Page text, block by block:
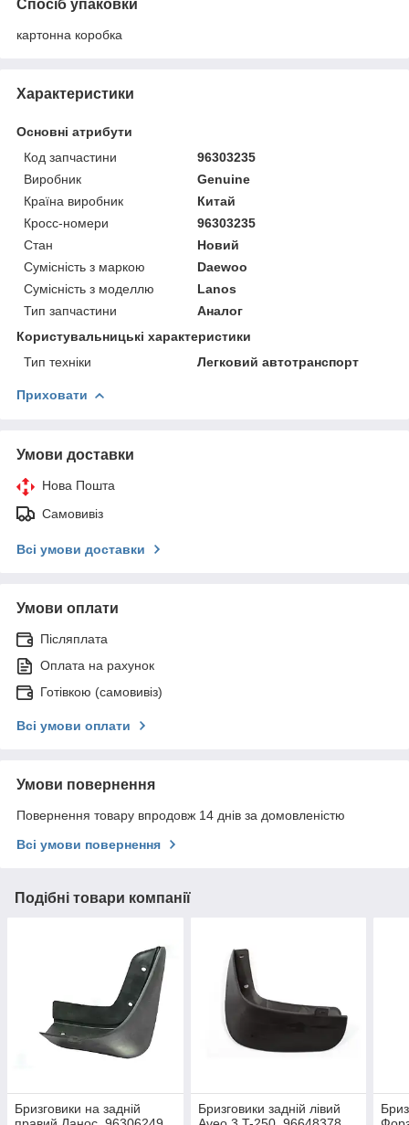
Спосіб упаковки
картонна коробка
Характеристики
Основні атрибути
Код запчастини
96303235
Виробник
Genuine
Країна виробник
Китай
Кросс-номери
96303235
Стан
Новий
Сумісність з маркою
Daewoo
Сумісність з моделлю
Lanos
Тип запчастини
Аналог
Користувальницькі характеристики
Тип техніки
Легковий автотранспорт
Приховати
Умови доставки
Нова Пошта
Самовивіз
Всі умови доставки
Умови оплати
Післяплата
Оплата на рахунок
Готівкою (самовивіз)
Всі умови оплати
Умови повернення
Повернення товару впродовж 14 днів за домовленістю
Всі умови повернення
Подібні товари компанії
Бризговики на задній
Бризговики задній лівий